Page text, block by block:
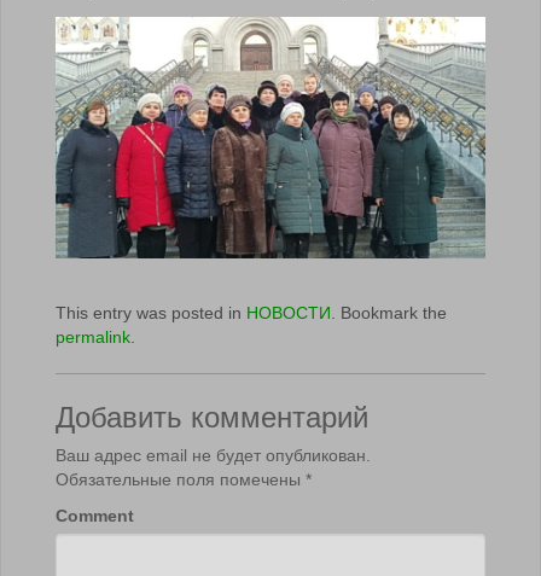
This entry was posted in НОВОСТИ. Bookmark the
permalink.
Добавить комментарий
Ваш адрес email не будет опубликован.
Обязательные поля помечены *
Comment